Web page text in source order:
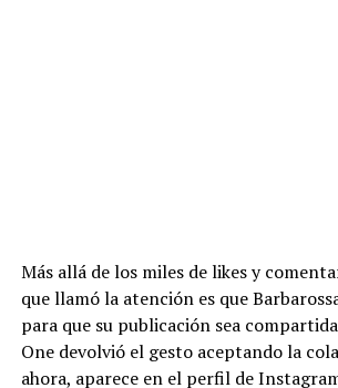
Más allá de los miles de likes y
que llamó la atención es que
para que su publicación sea
One devolvió el gesto aceptando la
ahora, aparece en el perfil de